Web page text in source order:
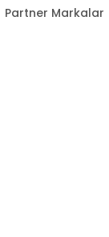
Partner Markalar